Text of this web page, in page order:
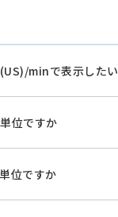
minで表示したい
位ですか
位ですか